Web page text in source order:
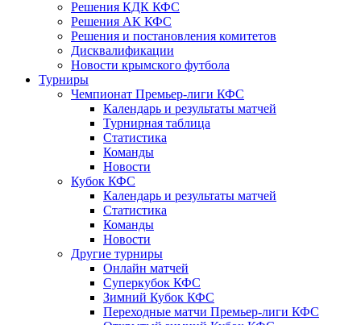
Решения КДК КФС
Решения АК КФС
Решения и постановления комитетов
Дисквалификации
Новости крымского футбола
Турниры
Чемпионат Премьер-лиги КФС
Календарь и результаты матчей
Турнирная таблица
Статистика
Команды
Новости
Кубок КФС
Календарь и результаты матчей
Статистика
Команды
Новости
Другие турниры
Онлайн матчей
Суперкубок КФС
Зимний Кубок КФС
Переходные матчи Премьер-лиги КФС